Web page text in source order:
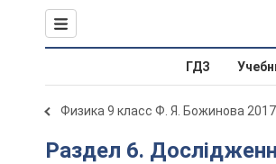
ГДЗ
Физика 9 класс Ф. Я. Божинова 2017
Раздел 6. Дослідження звукових коливань